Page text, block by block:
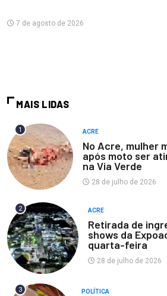
7 de agosto de 2026
MAIS LIDAS
1 ACRE
No Acre, mulher
após moto ser
na Via Verde
28 de julho de 2026
2 ACRE
Retirada de
shows da
quarta-feira
28 de julho de 2026
3 POLÍTICA